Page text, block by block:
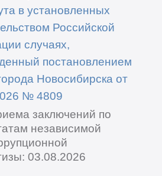
в установленных
Российской
случаях,
постановлением
Новосибирска от
№ 4809
заключений по
независимой
03.08.2026